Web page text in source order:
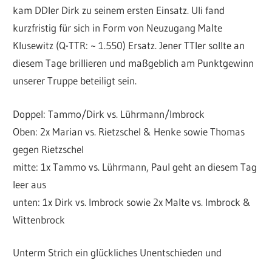
kam DDler Dirk zu seinem ersten Einsatz. Uli fand
kurzfristig für sich in Form von Neuzugang Malte
Klusewitz (Q-TTR: ~ 1.550) Ersatz. Jener TTler sollte an
diesem Tage brillieren und maßgeblich am Punktgewinn
unserer Truppe beteiligt sein.
Doppel: Tammo/Dirk vs. Lührmann/Imbrock
Oben: 2x Marian vs. Rietzschel & Henke sowie Thomas
gegen Rietzschel
mitte: 1x Tammo vs. Lührmann, Paul geht an diesem Tag
leer aus
unten: 1x Dirk vs. Imbrock sowie 2x Malte vs. Imbrock &
Wittenbrock
Unterm Strich ein glückliches Unentschieden und